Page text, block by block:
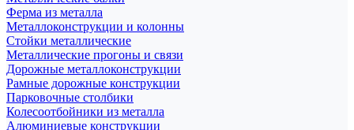
Ферма из металла
Металлоконструкции и колонны
Стойки металлические
Металлические прогоны и связи
Дорожные металлоконструкции
Рамные дорожные конструкции
Парковочные столбики
Колесоотбойники из металла
Алюминиевые конструкции